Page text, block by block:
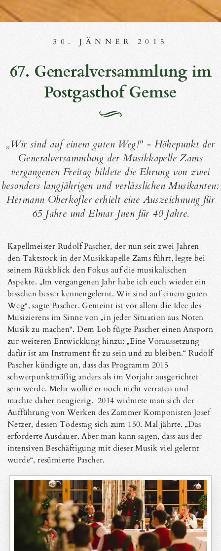
30. JÄNNER 2015
67. Generalversammlung im
Postgasthof Gemse
„Wir sind auf einem guten Weg!" - Höhepunkt der
Generalversammlung der Musikkapelle Zams
vergangenen Freitag bildete die Ehrung von zwei
besonders langjährigen und verlässlichen Musikanten:
Hermann Oberkofler erhielt eine Auszeichnung für
65 Jahre und Elmar Juen für 40 Jahre.
Kapellmeister Rudolf Pascher, der nun seit zwei Jahren
den Taktstock in der Musikkapelle Zams führt, legte bei
seinem Rückblick den Fokus auf die musikalischen
Aspekte. „Im vergangenen Jahr habe ich euch wieder ein
bisschen besser kennengelernt. Wir sind auf einem guten
Weg“, sagte Pascher. Gemeint ist vor allem die Idee des
Musizierens im Sinne von „in jeder Situation aus Noten
Musik zu machen“. Dem Lob fügte Pascher einen Ansporn
zur weiteren Entwicklung hinzu: „Eine Voraussetzung
dafür ist am Instrument fit zu sein und zu bleiben.“ Rudolf
Pascher kündigte an, dass das Programm 2015
schwerpunktmäßig anders als im Vorjahr ausgerichtet
sein werde. Mehr wollte er noch nicht verraten und
machte daher neugierig. 2014 widmete man sich der
Aufführung von Werken des Zammer Komponisten Josef
Netzer, dessen Todestag sich zum 150. Mal jährte. „Das
erforderte Ausdauer. Aber man kann sagen, dass aus der
intensiven Beschäftigung mit dieser Musik viel gelernt
wurde“, resümierte Pascher.